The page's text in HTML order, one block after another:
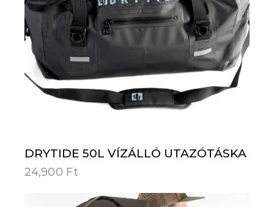
DRYTIDE 50L VÍZÁLLÓ UTAZÓTÁSKA
24,900 Ft